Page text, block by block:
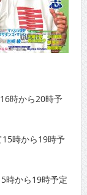
時から20時予
時から19時予
時から19時予定